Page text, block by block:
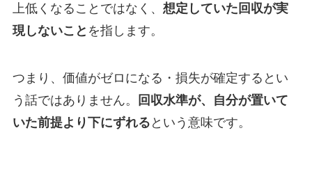
上低くなることではなく、 想定していた回収が実
現しないこと を指します。
つまり、価値がゼロになる・損失が確定するとい
う話ではありません。
回収水準が、自分が置いて
いた前提より下にずれる という意味です。